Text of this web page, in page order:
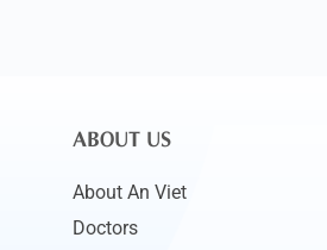
ABOUT US
About An Viet
Doctors